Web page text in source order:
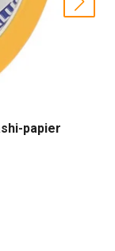
papier
next